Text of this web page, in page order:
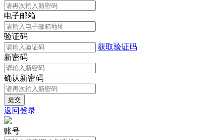
电子邮箱
验证码
获取验证码
新密码
确认新密码
返回登录
账号